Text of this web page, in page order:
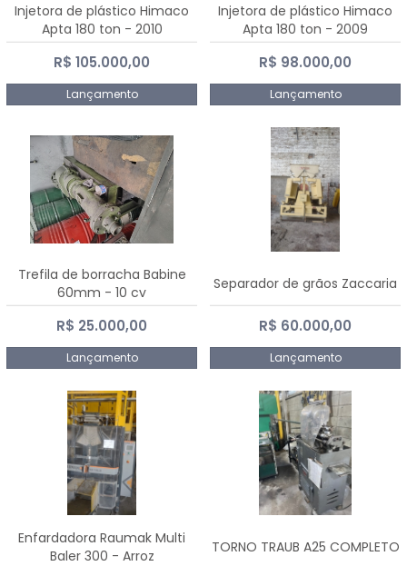
Injetora de plástico Himaco
Apta 180 ton - 2010
R$ 105.000,00
Lançamento
Injetora de plástico Himaco
Apta 180 ton - 2009
R$ 98.000,00
Lançamento
Trefila de borracha Babine
60mm - 10 cv
R$ 25.000,00
Lançamento
Separador de grãos Zaccaria
R$ 60.000,00
Lançamento
Enfardadora Raumak Multi
Baler 300 - Arroz
TORNO TRAUB A25 COMPLETO